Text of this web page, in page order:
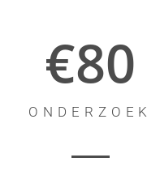
€80
ONDERZOEK